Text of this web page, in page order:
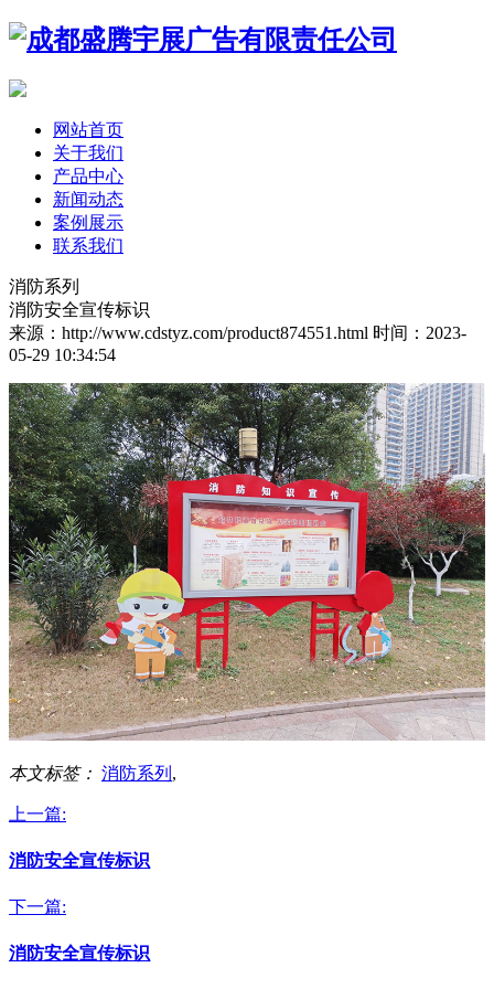
网站首页
关于我们
产品中心
新闻动态
案例展示
联系我们
消防系列
消防安全宣传标识
来源：http://www.cdstyz.com/product874551.html 时间：2023-
05-29 10:34:54
本文标签： 消防系列 ,
上一篇:
消防安全宣传标识
下一篇:
消防安全宣传标识